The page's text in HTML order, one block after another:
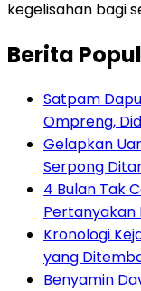
kegelisahan bagi
Berita
Satpam
Ompreng,
Gelapkan
Serpong
4 Bulan Tak
Pertanyakan
Kronologi
yang
Benyamin